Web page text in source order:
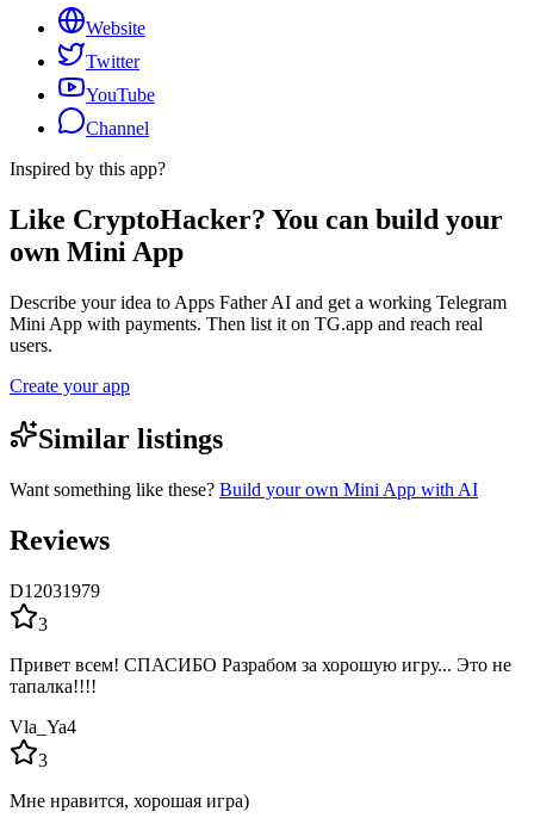
Website
Twitter
YouTube
Channel
Inspired by this app?
Like CryptoHacker? You can build your
own Mini App
Describe your idea to Apps Father AI and get a working Telegram
Mini App with payments. Then list it on TG.app and reach real
users.
Create your app
Similar listings
Want something like these? Build your own Mini App with AI
Reviews
D12031979
3
Привет всем! СПАСИБО Разрабом за хорошую игру... Это не
тапалка!!!!
Vla_Ya4
3
Мне нравится, хорошая игра)